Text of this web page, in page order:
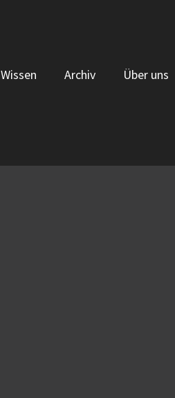
Wissen Archiv Über uns